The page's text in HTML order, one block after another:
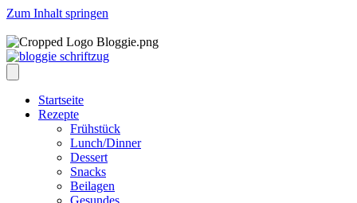
Zum Inhalt springen
Startseite
Rezepte
Frühstück
Lunch/Dinner
Dessert
Snacks
Beilagen
Gesundes